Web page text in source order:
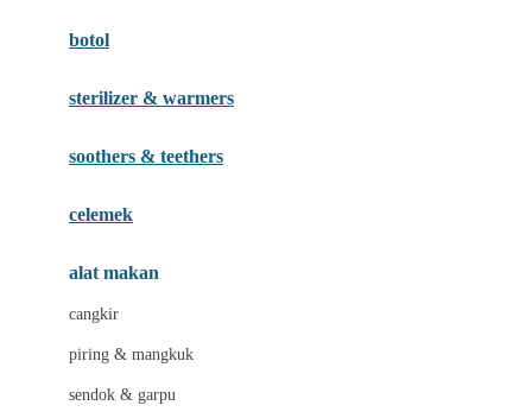
Hybrid
I
Inlacta DHA
Ivenet
botol
sterilizer & warmers
soothers & teethers
celemek
alat makan
cangkir
piring & mangkuk
sendok & garpu